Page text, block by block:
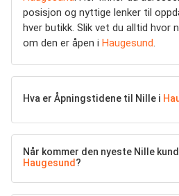
posisjon og nyttige lenker til
hver butikk. Slik vet du alltid hvor
om den er åpen i Haugesund.
Hva er Åpningstidene til Nille i
Når kommer den nyeste Nille
Haugesund ?